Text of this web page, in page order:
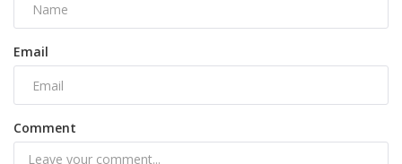
Email
Comment